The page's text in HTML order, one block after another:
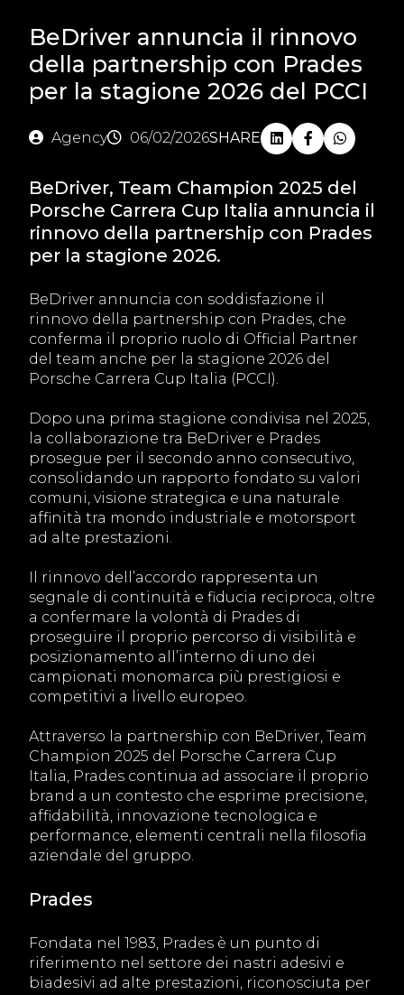
BeDriver annuncia il rinnovo
della partnership con Prades
per la stagione 2026 del PCCI
Agency 06/02/2026SHARE
BeDriver, Team Champion 2025 del
Porsche Carrera Cup Italia annuncia il
rinnovo della partnership con Prades
per la stagione 2026.
BeDriver annuncia con soddisfazione il
rinnovo della partnership con Prades, che
conferma il proprio ruolo di Official Partner
del team anche per la stagione 2026 del
Porsche Carrera Cup Italia (PCCI).
Dopo una prima stagione condivisa nel 2025,
la collaborazione tra BeDriver e Prades
prosegue per il secondo anno consecutivo,
consolidando un rapporto fondato su valori
comuni, visione strategica e una naturale
affinità tra mondo industriale e motorsport
ad alte prestazioni.
Il rinnovo dell’accordo rappresenta un
segnale di continuità e fiducia reciproca, oltre
a confermare la volontà di Prades di
proseguire il proprio percorso di visibilità e
posizionamento all’interno di uno dei
campionati monomarca più prestigiosi e
competitivi a livello europeo.
Attraverso la partnership con BeDriver, Team
Champion 2025 del Porsche Carrera Cup
Italia, Prades continua ad associare il proprio
brand a un contesto che esprime precisione,
affidabilità, innovazione tecnologica e
performance, elementi centrali nella filosofia
aziendale del gruppo.
Prades
Fondata nel 1983, Prades è un punto di
riferimento nel settore dei nastri adesivi e
biadesivi ad alte prestazioni, riconosciuta per